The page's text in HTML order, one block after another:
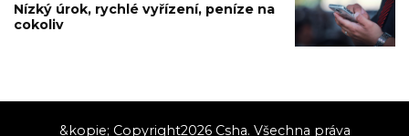
Nízký úrok, rychlé vyřízení, peníze na
cokoliv
&kopie; Copyright2026 Csha. Všechna práva